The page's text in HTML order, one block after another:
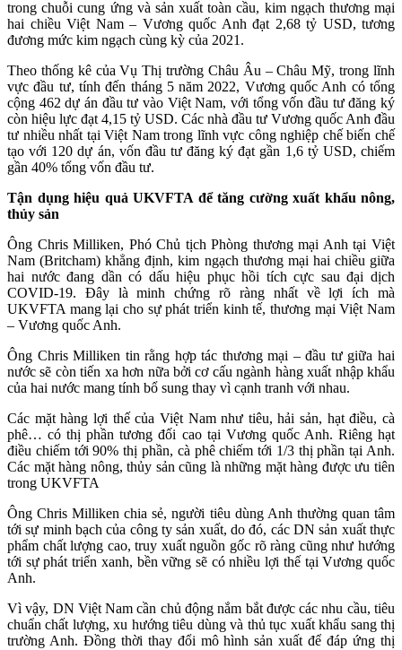
trong chuỗi cung ứng và sản xuất toàn cầu, kim ngạch thương mại
hai chiều Việt Nam – Vương quốc Anh đạt 2,68 tỷ USD, tương
đương mức kim ngạch cùng kỳ của 2021.
Theo thống kê của Vụ Thị trường Châu Âu – Châu Mỹ, trong lĩnh
vực đầu tư, tính đến tháng 5 năm 2022, Vương quốc Anh có tổng
cộng 462 dự án đầu tư vào Việt Nam, với tổng vốn đầu tư đăng ký
còn hiệu lực đạt 4,15 tỷ USD. Các nhà đầu tư Vương quốc Anh đầu
tư nhiều nhất tại Việt Nam trong lĩnh vực công nghiệp chế biến chế
tạo với 120 dự án, vốn đầu tư đăng ký đạt gần 1,6 tỷ USD, chiếm
gần 40% tổng vốn đầu tư.
Tận dụng hiệu quả UKVFTA để tăng cường xuất khẩu nông,
thủy sản
Ông Chris Milliken, Phó Chủ tịch Phòng thương mại Anh tại Việt
Nam (Britcham) khẳng định, kim ngạch thương mại hai chiều giữa
hai nước đang dần có dấu hiệu phục hồi tích cực sau đại dịch
COVID-19. Đây là minh chứng rõ ràng nhất về lợi ích mà
UKVFTA mang lại cho sự phát triển kinh tế, thương mại Việt Nam
– Vương quốc Anh.
Ông Chris Milliken tin rằng hợp tác thương mại – đầu tư giữa hai
nước sẽ còn tiến xa hơn nữa bởi cơ cấu ngành hàng xuất nhập khẩu
của hai nước mang tính bổ sung thay vì cạnh tranh với nhau.
Các mặt hàng lợi thế của Việt Nam như tiêu, hải sản, hạt điều, cà
phê… có thị phần tương đối cao tại Vương quốc Anh. Riêng hạt
điều chiếm tới 90% thị phần, cà phê chiếm tới 1/3 thị phần tại Anh.
Các mặt hàng nông, thủy sản cũng là những mặt hàng được ưu tiên
trong UKVFTA
Ông Chris Milliken chia sẻ, người tiêu dùng Anh thường quan tâm
tới sự minh bạch của công ty sản xuất, do đó, các DN sản xuất thực
phẩm chất lượng cao, truy xuất nguồn gốc rõ ràng cũng như hướng
tới sự phát triển xanh, bền vững sẽ có nhiều lợi thế tại Vương quốc
Anh.
Vì vậy, DN Việt Nam cần chủ động nắm bắt được các nhu cầu, tiêu
chuẩn chất lượng, xu hướng tiêu dùng và thủ tục xuất khẩu sang thị
trường Anh. Đồng thời thay đổi mô hình sản xuất để đáp ứng thị